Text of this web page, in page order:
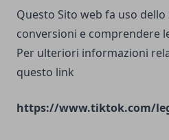
Questo Sito web fa uso
conversioni e comprendere
Per ulteriori informazioni
questo link
https://www.tiktok.com/